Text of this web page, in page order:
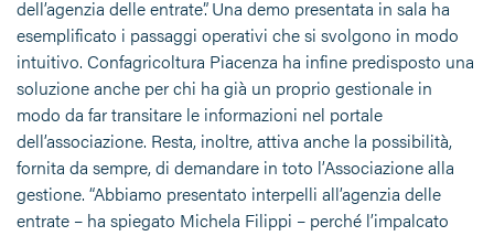
dell’agenzia delle entrate”. Una demo presentata in sala ha
esemplificato i passaggi operativi che si svolgono in modo
intuitivo. Confagricoltura Piacenza ha infine predisposto una
soluzione anche per chi ha già un proprio gestionale in
modo da far transitare le informazioni nel portale
dell’associazione. Resta, inoltre, attiva anche la possibilità,
fornita da sempre, di demandare in toto l’Associazione alla
gestione. “Abbiamo presentato interpelli all’agenzia delle
entrate – ha spiegato Michela Filippi – perché l’impalcato